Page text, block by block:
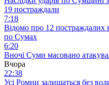
19 постраждали
7:18
Відомо про 12 постраждалих
по Сумах
6:20
Вночі Суми масовано
Вчора
22:38
Усі Ромни залишаться без